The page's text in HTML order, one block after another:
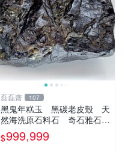
磊磊齋 107
黑鬼年糕玉 黑碳老皮殼 天
然海洗原石料石 奇石雅石觀
賞石圖案石畫面石人物石山形
型石風景觀石印石臺台灣花東
$999,999